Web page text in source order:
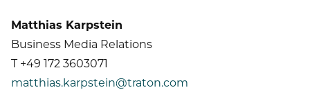
Matthias Karpstein
Business Media Relations
T +49 172 3603071
matthias.karpstein@traton.com